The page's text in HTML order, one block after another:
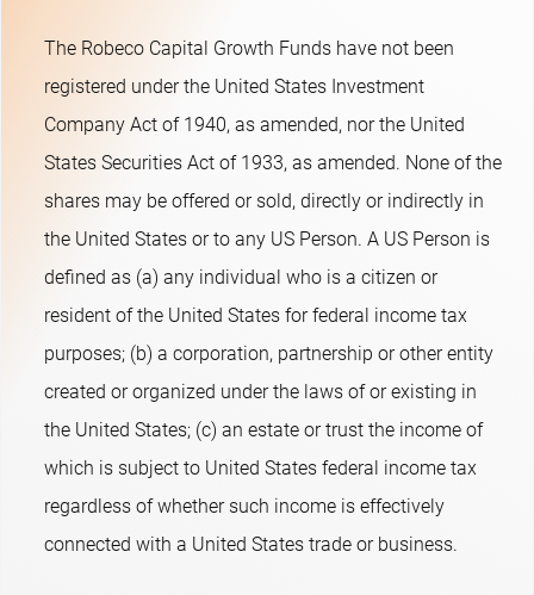
The Robeco Capital Growth Funds have not been
registered under the United States Investment
Company Act of 1940, as amended, nor the United
States Securities Act of 1933, as amended. None of the
shares may be offered or sold, directly or indirectly in
the United States or to any US Person. A US Person is
defined as (a) any individual who is a citizen or
resident of the United States for federal income tax
purposes; (b) a corporation, partnership or other entity
created or organized under the laws of or existing in
the United States; (c) an estate or trust the income of
which is subject to United States federal income tax
regardless of whether such income is effectively
connected with a United States trade or business.